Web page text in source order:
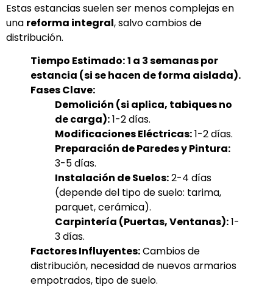
Estas estancias suelen ser menos complejas en
una reforma integral, salvo cambios de
distribución.
Tiempo Estimado:1 a 3 semanas por
estancia (si se hacen de forma aislada).
Fases Clave:
Demolición (si aplica, tabiques no
de carga):1-2 días.
Modificaciones Eléctricas:1-2 días.
Preparación de Paredes y Pintura:
3-5 días.
Instalación de Suelos:2-4 días
(depende del tipo de suelo: tarima,
parquet, cerámica).
Carpintería (Puertas, Ventanas):1-
3 días.
Factores Influyentes:Cambios de
distribución, necesidad de nuevos armarios
empotrados, tipo de suelo.